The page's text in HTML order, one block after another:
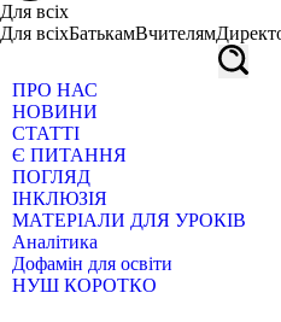
Для всіх
Для всіхБатькамВчителям
ПРО НАС
НОВИНИ
СТАТТІ
Є ПИТАННЯ
ПОГЛЯД
ІНКЛЮЗІЯ
МАТЕРІАЛИ ДЛЯ УРОКІВ
Аналітика
Дофамін для освіти
НУШ КОРОТКО